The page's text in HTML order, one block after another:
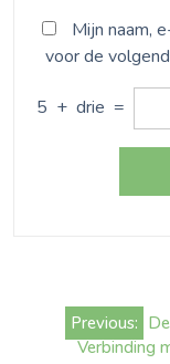
Mijn naam,
voor de
5 + drie =
Bericht
navigatie
Previous:
Verbinding